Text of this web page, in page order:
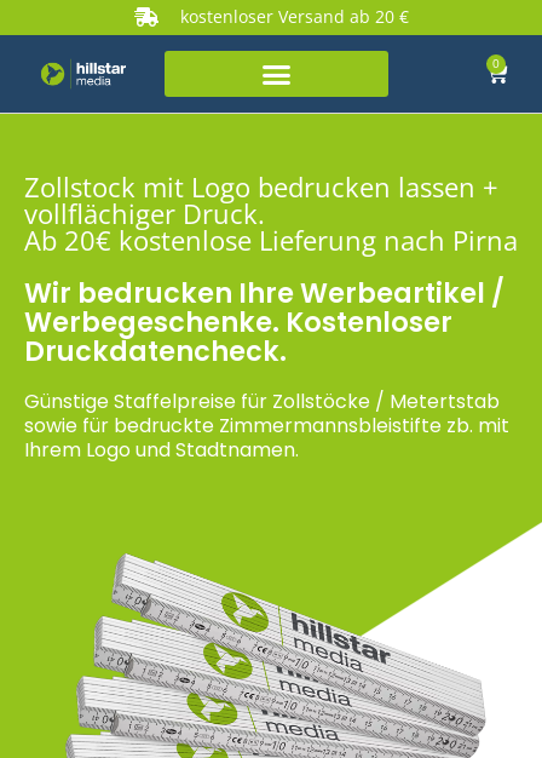
kostenloser Versand ab 20 €
0
Zollstock mit Logo bedrucken lassen +
vollflächiger Druck.
Ab 20€ kostenlose Lieferung nach Pirna
Wir bedrucken Ihre Werbeartikel /
Werbegeschenke. Kostenloser
Druckdatencheck.
Günstige Staffelpreise für Zollstöcke / Metertstab
sowie für bedruckte Zimmermannsbleistifte zb. mit
Ihrem Logo und Stadtnamen.